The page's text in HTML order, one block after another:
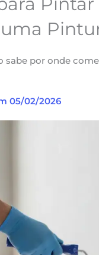
sabe por onde
05/02/2026